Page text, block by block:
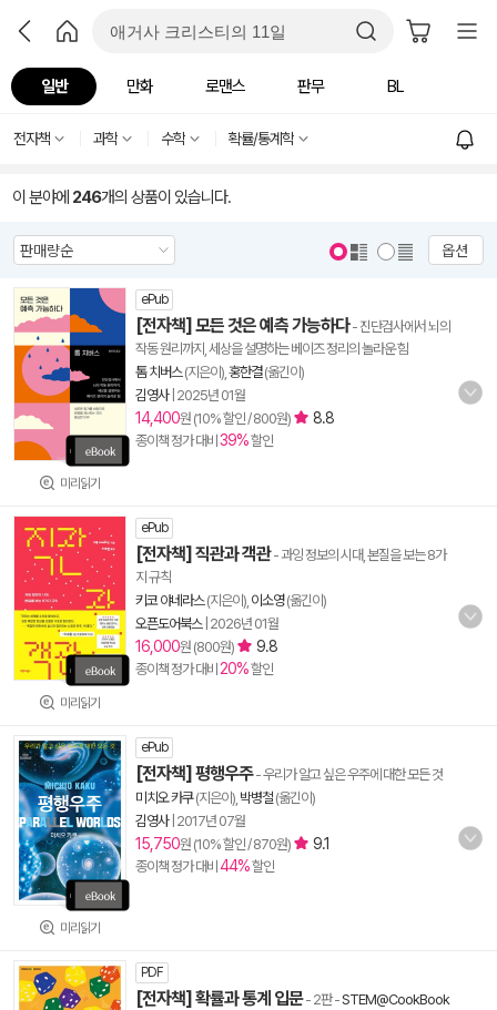
일반 만화 로맨스 판무 BL
전자책 과학 수학 확률/통계학
이 분야에 246개의 상품이 있습니다.
옵션
미리읽기
ePub
[전자책] 모든 것은 예측 가능하다- 진단검사에서 뇌의
작동 원리까지, 세상을 설명하는 베이즈 정리의 놀라운 힘
톰 치버스(지은이), 홍한결(옮긴이)
김영사| 2025년 01월
14,400원 (10% 할인 / 800원) 8.8
종이책 정가 대비 39%할인
미리읽기
ePub
[전자책] 직관과 객관- 과잉 정보의 시대, 본질을 보는 8가
지 규칙
키코 야네라스(지은이), 이소영(옮긴이)
오픈도어북스| 2026년 01월
16,000원 (800원) 9.8
종이책 정가 대비 20%할인
미리읽기
ePub
[전자책] 평행우주- 우리가 알고 싶은 우주에 대한 모든 것
미치오 카쿠(지은이), 박병철 (옮긴이)
김영사| 2017년 07월
15,750원 (10% 할인 / 870원) 9.1
종이책 정가 대비 44%할인
PDF
[전자책] 확률과 통계 입문- 2판-STEM@CookBook